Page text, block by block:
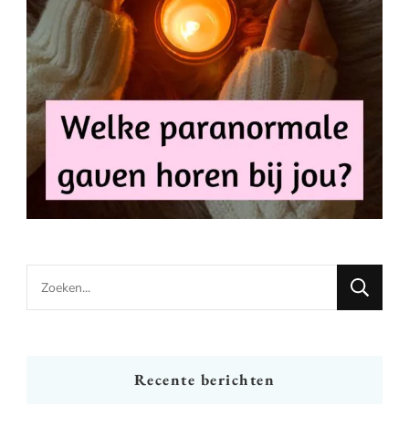
Looking
for
Recente berichten